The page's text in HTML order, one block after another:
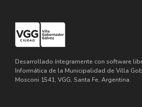
Desarrollado íntegramente con software
Informática de la Municipalidad de Villa
Mosconi 1541, VGG, Santa Fe, Argentina.